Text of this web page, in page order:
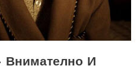
Внимателно И